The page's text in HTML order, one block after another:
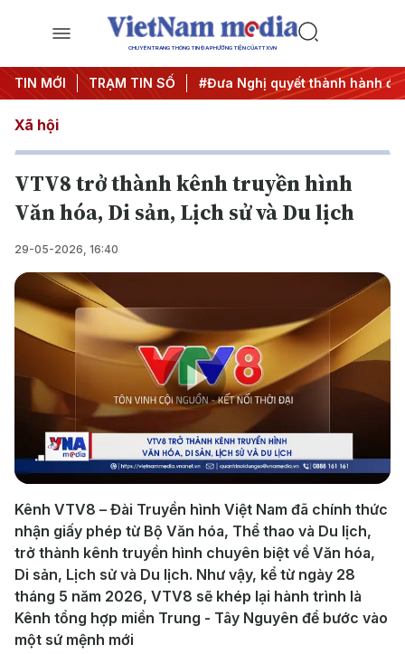
CHUYÊN TRANG THÔNG TIN ĐA PHƯƠNG TIỆN CỦA TTXVN
TIN MỚI TRẠM TIN SỐ
ương 3 #APEC 2027 #Đưa Nghị quyết thành hành
Xã hội
VTV8 trở thành kênh truyền hình
Văn hóa, Di sản, Lịch sử và Du lịch
29-05-2026, 16:40
Play
Video
Kênh VTV8 – Đài Truyền hình Việt Nam đã chính thức
nhận giấy phép từ Bộ Văn hóa, Thể thao và Du lịch,
trở thành kênh truyền hình chuyên biệt về Văn hóa,
Di sản, Lịch sử và Du lịch. Như vậy, kể từ ngày 28
tháng 5 năm 2026, VTV8 sẽ khép lại hành trình là
Kênh tổng hợp miền Trung - Tây Nguyên để bước vào
một sứ mệnh mới